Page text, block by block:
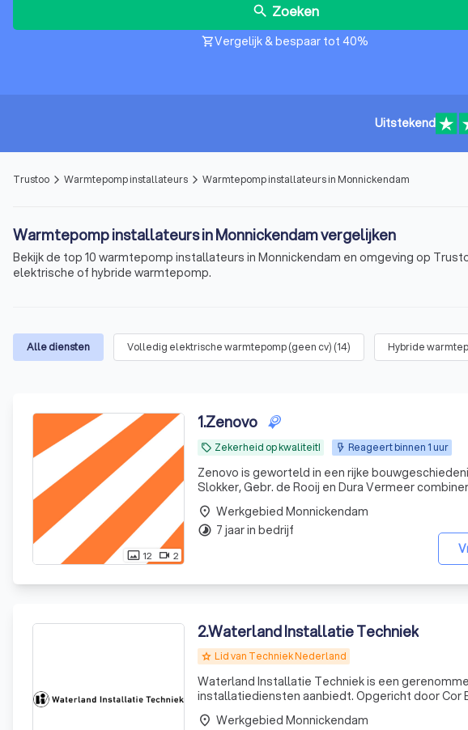
search Zoeken
shopping_cartVergelijk & bespaar tot 40%
Uitstekend
Trustoo arrow_forward_ios Warmtepomp installateurs arrow_forward_ios Warmtepomp installateurs in Monnickendam
Warmtepomp installateurs in Monnickendam vergelijken
Bekijk de top 10 warmtepomp installateurs in Monnickendam en omgeving op
elektrische of hybride warmtepomp.
Alle diensten Volledig elektrische warmtepomp (geen cv) (14) Hybride
photo_size_select_actual 12 videocam 2
1.Zenovo
local_offer Zekerheid op kwaliteit! Reageert binnen 1 uur
Zenovo is geworteld in een rijke
Slokker, Gebr. de Rooij en Dura Vermeer
innovatie.
place Werkgebied Monnickendam
timelapse 7 jaar in bedrijf
2.Waterland Installatie Techniek
grade Lid van Techniek Nederland
Waterland Installatie Techniek is een
installatiediensten aanbiedt. Opgericht door Cor
ontwikkeld tot een betrouwbare partner voor
place Werkgebied Monnickendam